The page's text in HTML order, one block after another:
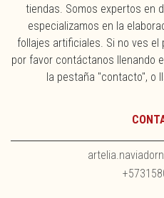
tiendas. Somos expertos en
especializamos en la
follajes artificiales. Si no ves
por favor contáctanos llenando
la pestaña "contacto", o